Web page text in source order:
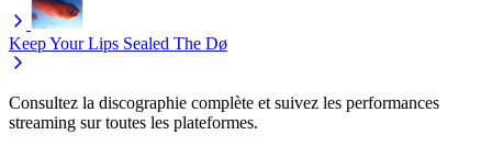
Keep Your Lips Sealed The Dø
Consultez la discographie complète et suivez les performances
streaming sur toutes les plateformes.